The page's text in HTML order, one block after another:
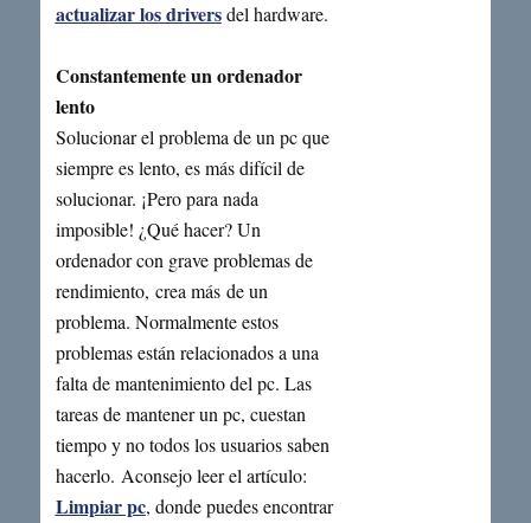
actualizar los drivers del hardware.
Constantemente un ordenador
lento
Solucionar el problema de un pc que
siempre es lento, es más difícil de
solucionar. ¡Pero para nada
imposible! ¿Qué hacer? Un
ordenador con grave problemas de
rendimiento, crea más de un
problema. Normalmente estos
problemas están relacionados a una
falta de mantenimiento del pc. Las
tareas de mantener un pc, cuestan
tiempo y no todos los usuarios saben
hacerlo. Aconsejo leer el artículo:
Limpiar pc, donde puedes encontrar